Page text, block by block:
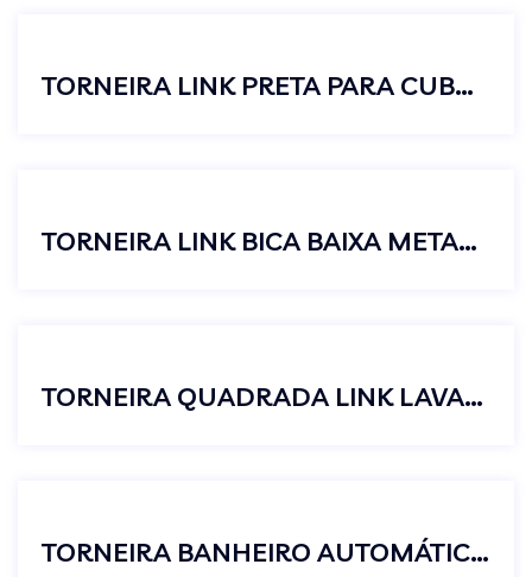
TORNEIRA LINK PRETA PARA CUBA DE BANHEIRO BICA MÉDIA
TORNEIRA LINK BICA BAIXA METAL CROMADO BANHEIRO LAVABO PIA
TORNEIRA QUADRADA LINK LAVABO PARA BANHEIRO 45º BICA BAIXA
TORNEIRA BANHEIRO AUTOMÁTICA TEMPORIZADA MESA BICA ALTA